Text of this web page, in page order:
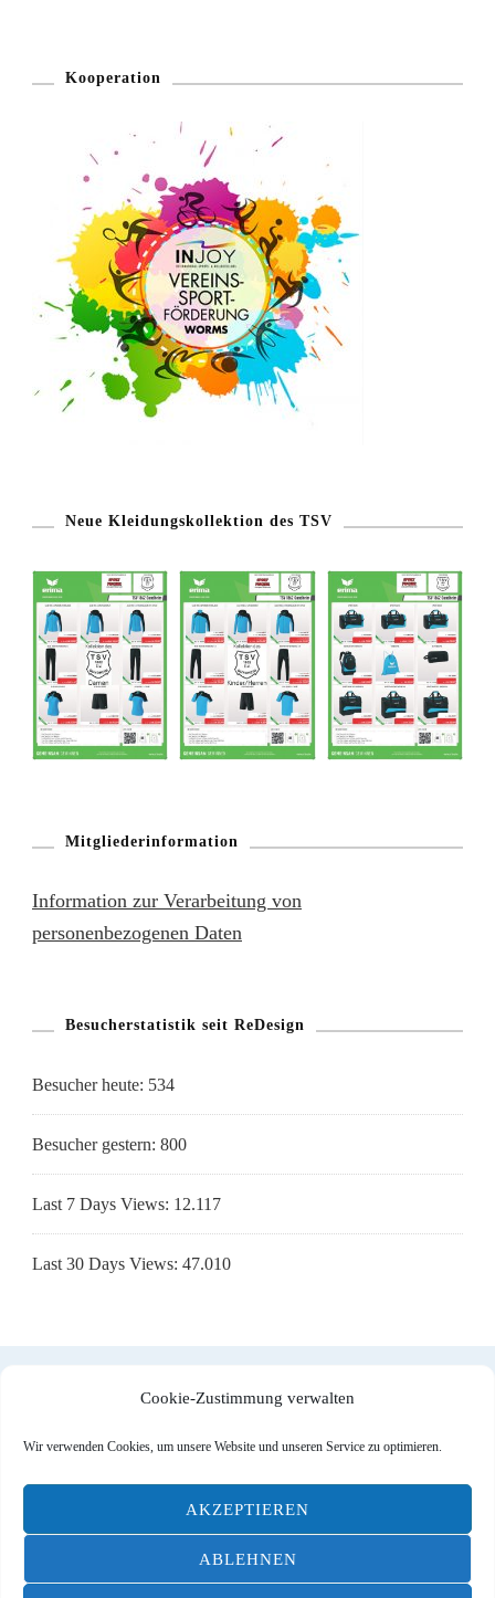
Cookie-Zustimmung verwalten
Wir verwenden Cookies, um unsere Website und unseren Service zu optimieren.
AKZEPTIEREN
ABLEHNEN
Kooperation
Neue Kleidungskollektion des TSV
Mitgliederinformation
Information zur Verarbeitung von
personenbezogenen Daten
Besucherstatistik seit ReDesign
Besucher heute: 534
Besucher gestern: 800
Last 7 Days Views: 12.117
Last 30 Days Views: 47.010
DOMITO Web & Ad
Blossom Travel | Entwickelt vonBlossom Themes.